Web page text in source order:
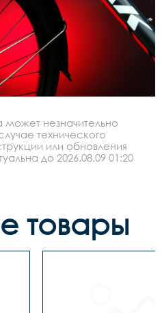
незначительно
технического
или обновления
до 2026.08.09 01:20
товары